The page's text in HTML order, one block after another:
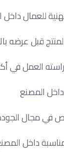
للعمال داخل
قبل عرضه
العمل في
المصنع
في مجال
داخل